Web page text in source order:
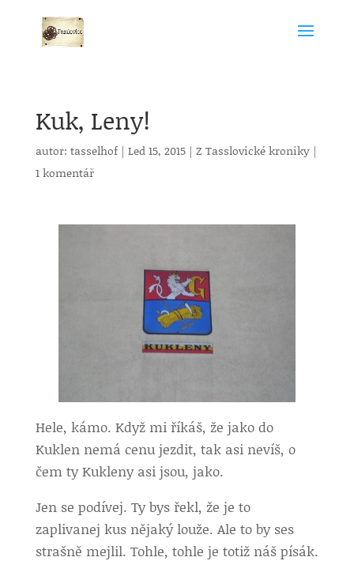
Kuk, Leny!
autor: tasselhof| Led 15, 2015| Z Tasslovické kroniky|
1 komentář
Hele, kámo. Když mi říkáš, že jako do
Kuklen nemá cenu jezdit, tak asi nevíš, o
čem ty Kukleny asi jsou, jako.
Jen se podívej. Ty bys řekl, že je to
zaplivanej kus nějaký louže. Ale to by ses
strašně mejlil. Tohle, tohle je totiž náš písák.